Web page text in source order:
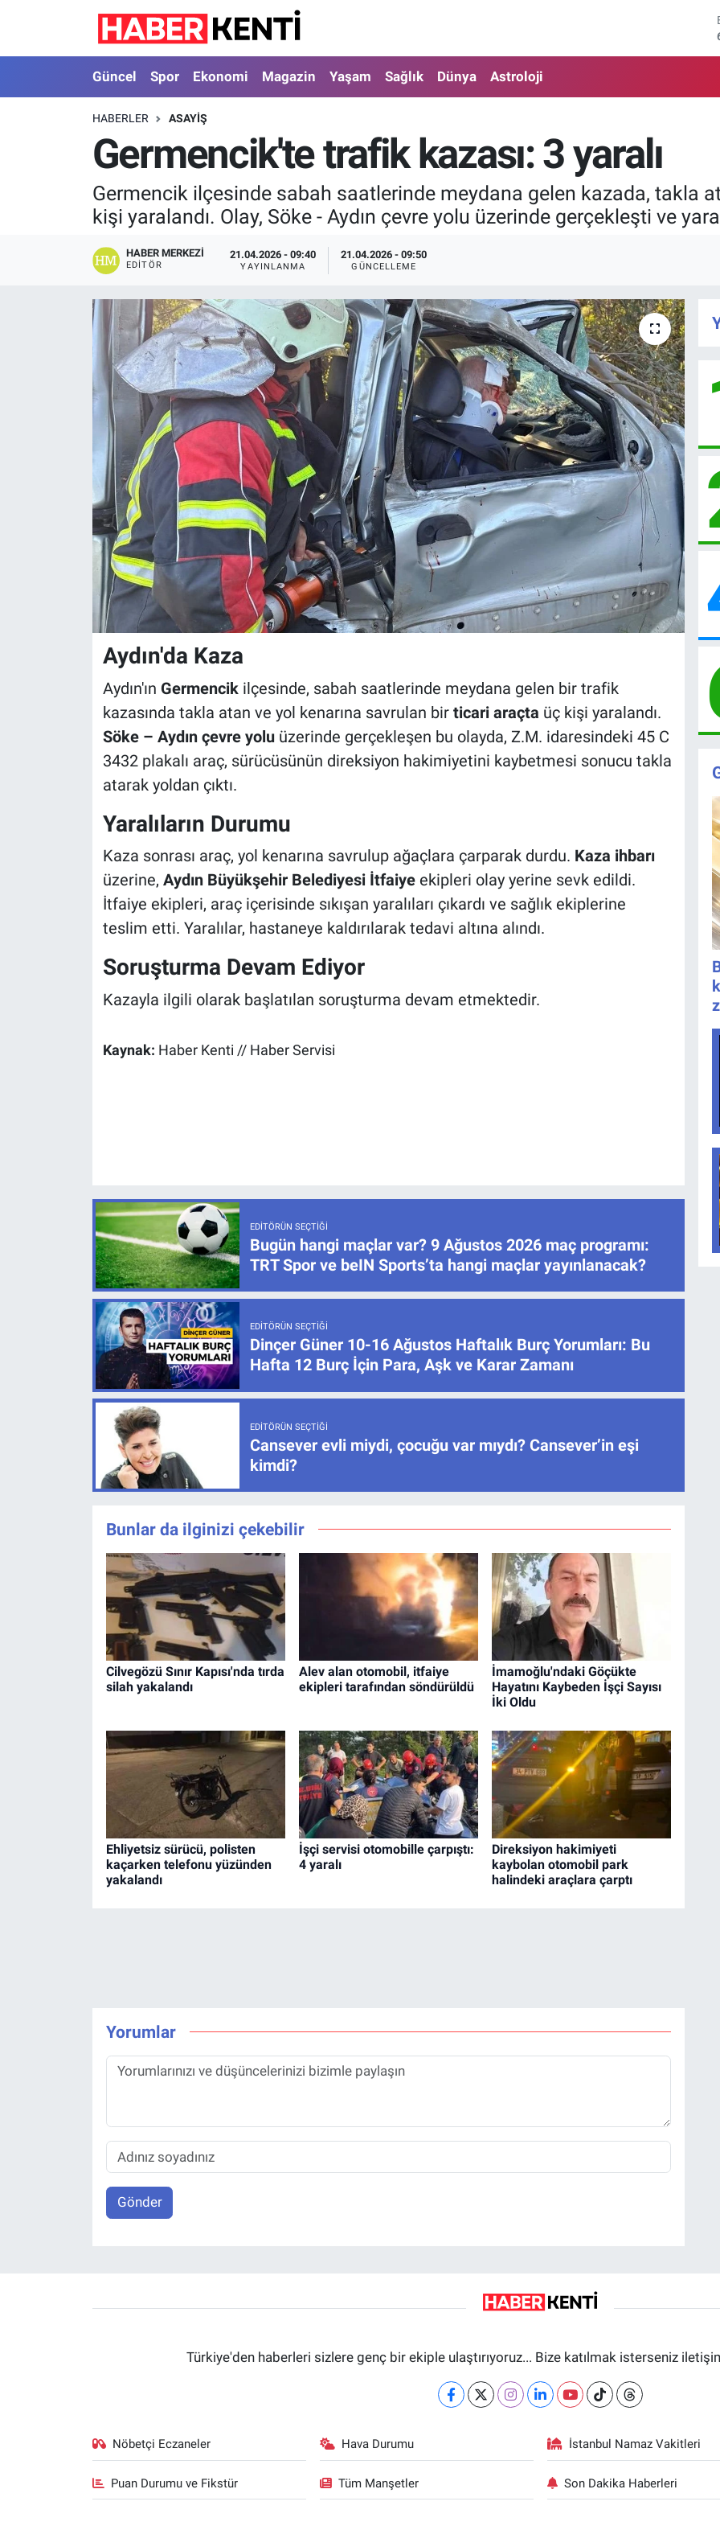
Güncel Spor Ekonomi Magazin Yaşam Sağlık Dünya Astroloji
HABERLER ASAYIŞ
Germencik'te trafik kazası: 3 yaralı
Germencik ilçesinde sabah saatlerinde meydana gelen kazada, takla
kişi yaralandı. Olay, Söke - Aydın çevre yolu üzerinde gerçekleşti ve
HABER MERKEZI
EDITÖR
21.04.2026 - 09:40
YAYINLANMA
21.04.2026 - 09:50
GÜNCELLEME
Aydın'da Kaza
Aydın'ın Germencikilçesinde, sabah saatlerinde meydana gelen bir trafik
kazasında takla atan ve yol kenarına savrulan bir ticari araçta üç kişi yaralandı.
Söke – Aydın çevre yoluüzerinde gerçekleşen bu olayda, Z.M. idaresindeki 45 C
3432 plakalı araç, sürücüsünün direksiyon hakimiyetini kaybetmesi sonucu takla
atarak yoldan çıktı.
Yaralıların Durumu
Kaza sonrası araç, yol kenarına savrulup ağaçlara çarparak durdu. Kaza ihbarı
üzerine, Aydın Büyükşehir Belediyesi İtfaiyeekipleri olay yerine sevk edildi.
İtfaiye ekipleri, araç içerisinde sıkışan yaralıları çıkardı ve sağlık ekiplerine
teslim etti. Yaralılar, hastaneye kaldırılarak tedavi altına alındı.
Soruşturma Devam Ediyor
Kazayla ilgili olarak başlatılan soruşturma devam etmektedir.
Kaynak: Haber Kenti // Haber Servisi
EDITÖRÜN SEÇTIĞI
Bugün hangi maçlar var? 9 Ağustos 2026 maç programı:
TRT Spor ve beIN Sports’ta hangi maçlar yayınlanacak?
EDITÖRÜN SEÇTIĞI
Dinçer Güner 10-16 Ağustos Haftalık Burç Yorumları: Bu
Hafta 12 Burç İçin Para, Aşk ve Karar Zamanı
EDITÖRÜN SEÇTIĞI
Cansever evli miydi, çocuğu var mıydı? Cansever’in eşi
kimdi?
Bunlar da ilginizi çekebilir
Cilvegözü Sınır Kapısı'nda tırda
silah yakalandı
Alev alan otomobil, itfaiye
ekipleri tarafından söndürüldü
İmamoğlu'ndaki Göçükte
Hayatını Kaybeden İşçi Sayısı
İki Oldu
Ehliyetsiz sürücü, polisten
kaçarken telefonu yüzünden
yakalandı
İşçi servisi otomobille çarpıştı:
4 yaralı
Direksiyon hakimiyeti
kaybolan otomobil park
halindeki araçlara çarptı
Yorumlar
Gönder
Türkiye'den haberleri sizlere genç bir ekiple ulaştırıyoruz... Bize katılmak isterseniz
Nöbetçi Eczaneler Hava Durumu İstanbul Namaz Vakitleri
Puan Durumu ve Fikstür Tüm Manşetler Son Dakika Haberleri
Güncel
Spor
Ekonomi
Magazin
Astroloji
Nöbetçi Eczaneler
Hava Durumu
İstanbul Namaz Vakitleri
Trafik Durumu
Süper Lig Puan Durumu ve Fikstür
Tüm Manşetler
Son Dakika Haberleri
Haber Arşivi